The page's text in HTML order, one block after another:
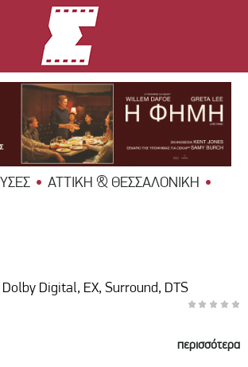
ΑΤΤΙΚΗ & ΘΕΣΣΑΛΟΝΙΚΗ
Digital, EX, Surround, DTS
περισσότερα